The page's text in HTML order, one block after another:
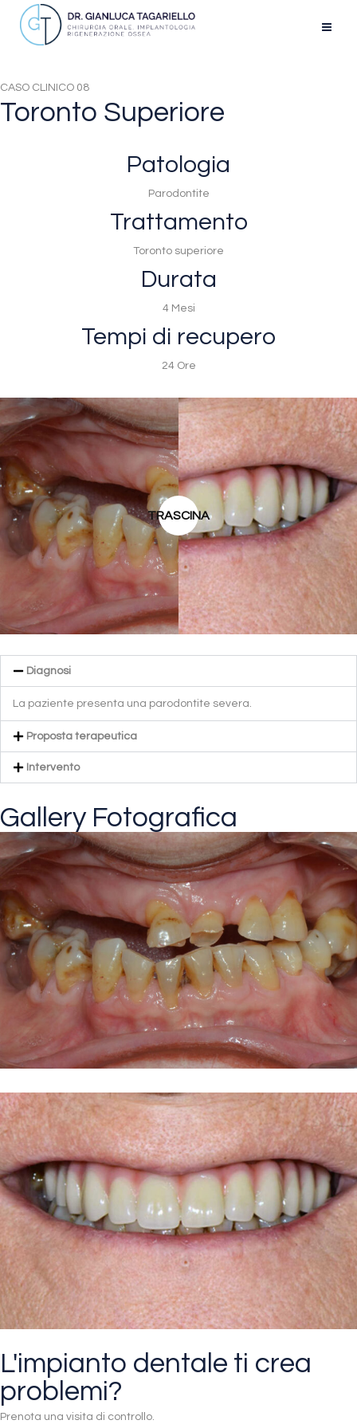
CASO CLINICO 08
Toronto Superiore
Patologia
Parodontite
Trattamento
Toronto superiore
Durata
4 Mesi
Tempi di recupero
24 Ore
TRASCINA
Diagnosi
La paziente presenta una parodontite severa.
Proposta terapeutica
Intervento
Gallery Fotografica
L'impianto dentale ti crea
problemi?
Prenota una visita di controllo.